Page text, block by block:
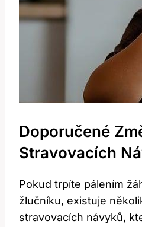
Doporučené
Stravovacích
Pokud trpíte pálením
žlučníku, existuje
stravovacích návyků,